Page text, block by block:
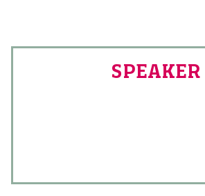
SPEAKER